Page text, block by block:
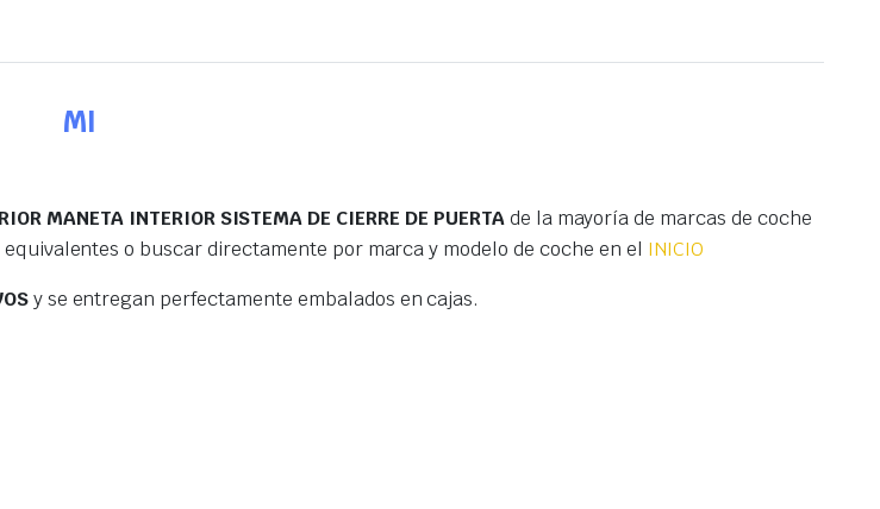
MI
MANETA INTERIOR SISTEMA DE CIERRE DE PUERTAde la mayoría de marcas de coche
o buscar directamente por marca y modelo de coche en el INICIO
y se entregan perfectamente embalados en cajas.